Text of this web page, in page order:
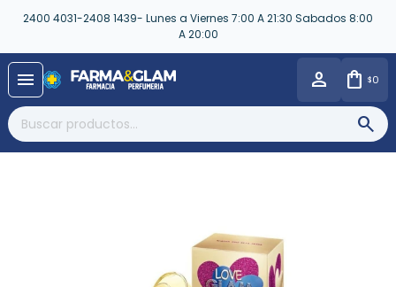
2400 4031-2408 1439- Lunes a Viernes 7:00 A 21:30 Sabados 8:00
A 20:00
menu $0